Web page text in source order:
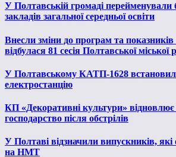
У Полтавській громаді перейменували
закладів загальної середньої освіти
Внесли зміни до програм та
відбулася 81 сесія Полтавської міської
У Полтавському КАТП-1628
електростанцію
КП «Декоративні культури»
господарство після обстрілів
У Полтаві відзначили випускників,
на НМТ